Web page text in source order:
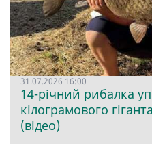
31.07.2026 16:00
14-річний рибалка
кілограмового
(відео)